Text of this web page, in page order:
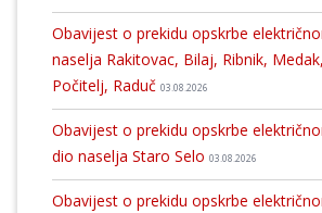
Obavijest o prekidu opskrbe
naselja Rakitovac, Bilaj, Ribnik,
Počitelj, Raduč 03.08.2026
Obavijest o prekidu opskrbe
dio naselja Staro Selo 03.08.2026
Obavijest o prekidu opskrbe